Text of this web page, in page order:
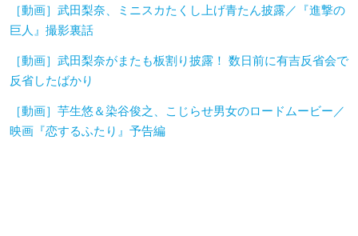
［動画］武田梨奈、ミニスカたくし上げ青たん披露／『進撃の
巨人』撮影裏話
［動画］武田梨奈がまたも板割り披露！ 数日前に有吉反省会で
反省したばかり
［動画］芋生悠＆染谷俊之、こじらせ男女のロードムービー／
映画『恋するふたり』予告編